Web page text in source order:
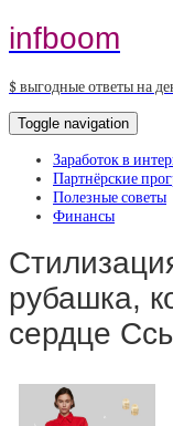
infboom
$ выгодные ответы на
Toggle navigation
Заработок в
Партнёрские
Полезные советы
Финансы
рубашка,
сердце